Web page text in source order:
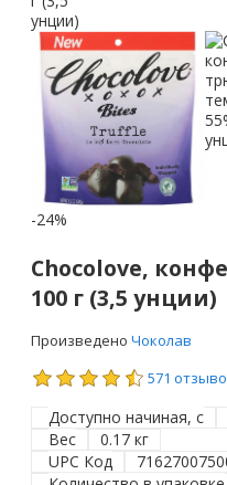
-24%
Chocolove,
100 г (3,5 унции)
Произведено Чоколав
571
Доступно начиная, с
Вес
0.17 кг
UPC Код